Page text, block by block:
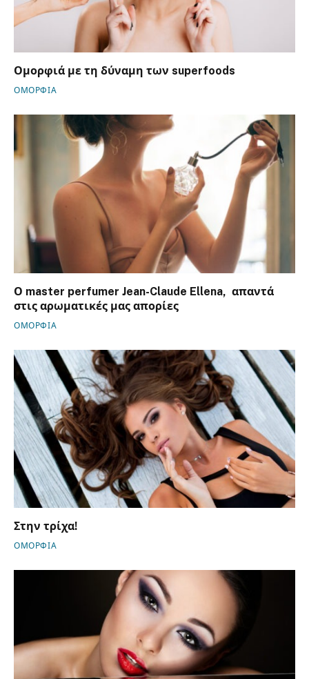
Ομορφιά με τη δύναμη των superfoods
ΟΜΟΡΦΙΑ
Ο master perfumer Jean-Claude Ellena, απαντά
στις αρωματικές μας απορίες
ΟΜΟΡΦΙΑ
Στην τρίχα!
ΟΜΟΡΦΙΑ